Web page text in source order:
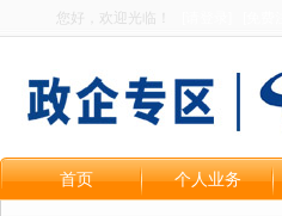
您好，欢迎光临！
首页 个人业务